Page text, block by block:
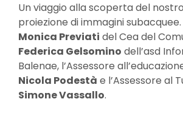
Un viaggio alla scoperta del
proiezione di immagini
Monica Previati del Cea del
Federica Gelsomino dell’asd
Balenae, l’Assessore
Nicola Podestà e l’Assessore al
Simone Vassallo.